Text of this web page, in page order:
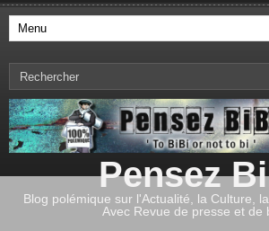
Pensez
Blog polémique sur l'Actualité, la Culture, la
Avec Revue de presse et de